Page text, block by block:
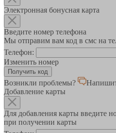
Электронная бонусная карта
Введите номер телефона
Мы отправим вам код в смс на
Телефон:
Изменить номер
Возникли проблемы?
Добавление карты
Для добавления карты введите
при получении карты